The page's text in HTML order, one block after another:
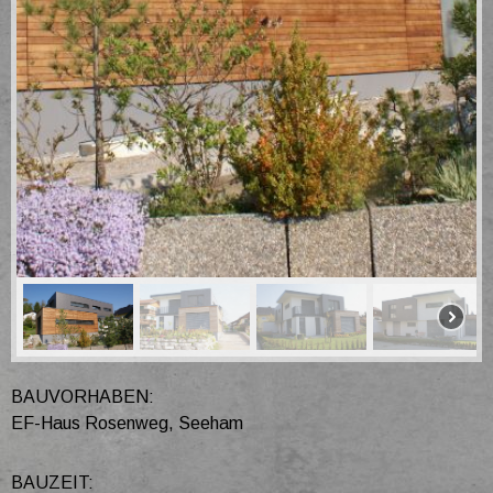
BAUVORHABEN:
EF-Haus Rosenweg, Seeham
BAUZEIT: